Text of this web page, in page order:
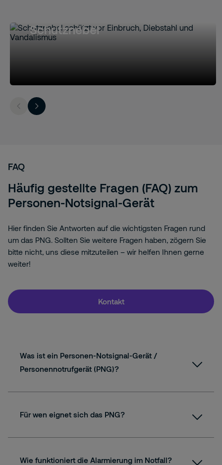
Schutznebel
FAQ
Häufig gestellte Fragen (FAQ) zum
Personen-Notsignal-Gerät
Hier finden Sie Antworten auf die wichtigsten Fragen rund
um das PNG. Sollten Sie weitere Fragen haben, zögern Sie
bitte nicht, uns diese mitzuteilen – wir helfen Ihnen gerne
weiter!
Kontakt
Was ist ein Personen-Notsignal-Gerät /
Personennotrufgerät (PNG)?
Für wen eignet sich das PNG?
Wie funktioniert die Alarmierung im Notfall?